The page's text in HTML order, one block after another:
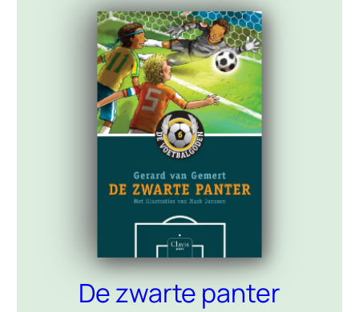
De zwarte panter